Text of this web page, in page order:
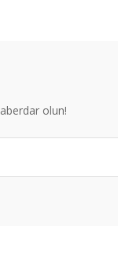
pahalı.
olmalı.
olun!